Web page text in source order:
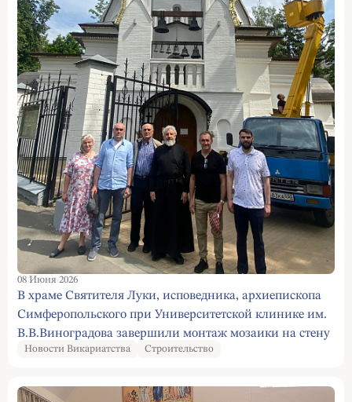
08 Июня 2026
В храме Святителя Луки, исповедника, архиепископа
Симферопольского при Университетской клинике им.
В.В.Виноградова завершили монтаж мозаики на стену
звонницы
Новости Викариатства Строительство